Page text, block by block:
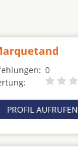
0
PROFIL AUFRUFEN